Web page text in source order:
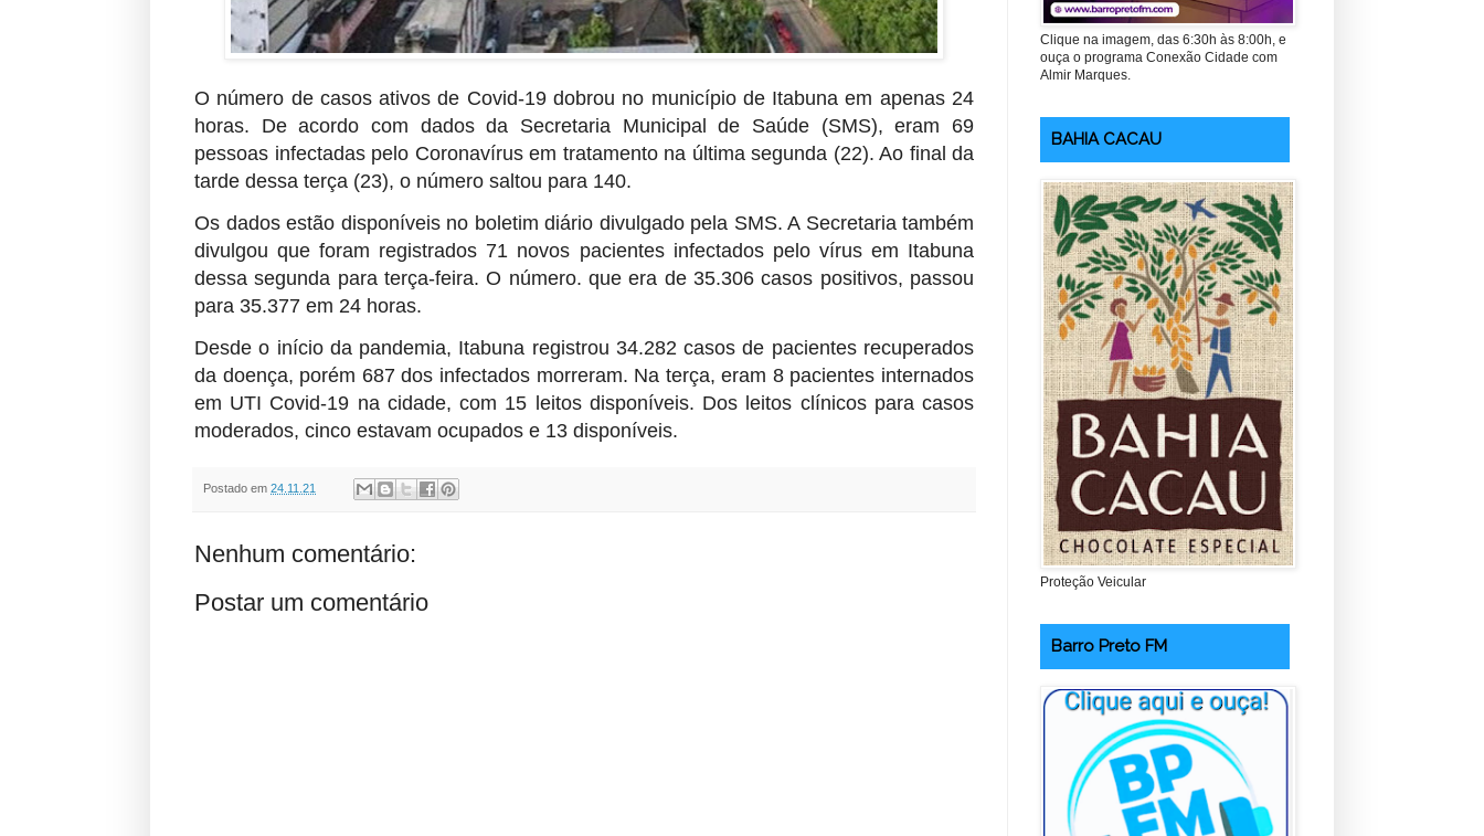
O número de casos ativos de Covid-19 dobrou no município de Itabuna em apenas 24
horas. De acordo com dados da Secretaria Municipal de Saúde (SMS), eram 69
pessoas infectadas pelo Coronavírus em tratamento na última segunda (22). Ao final da
tarde dessa terça (23), o número saltou para 140.
Os dados estão disponíveis no boletim diário divulgado pela SMS. A Secretaria também
divulgou que foram registrados 71 novos pacientes infectados pelo vírus em Itabuna
dessa segunda para terça-feira. O número. que era de 35.306 casos positivos, passou
para 35.377 em 24 horas.
Desde o início da pandemia, Itabuna registrou 34.282 casos de pacientes recuperados
da doença, porém 687 dos infectados morreram. Na terça, eram 8 pacientes internados
em UTI Covid-19 na cidade, com 15 leitos disponíveis. Dos leitos clínicos para casos
moderados, cinco estavam ocupados e 13 disponíveis.
Postado em 24.11.21
Nenhum comentário:
Postar um comentário
Clique na imagem, das 6:30h às 8:00h, e
ouça o programa Conexão Cidade com
Almir Marques.
BAHIA CACAU
Proteção Veicular
Barro Preto FM